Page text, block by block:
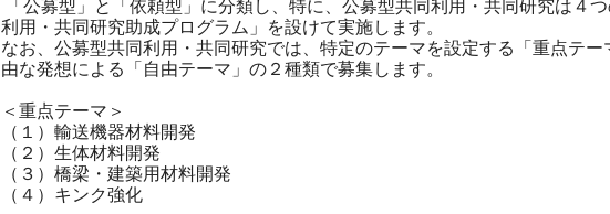
「公募型」と「依頼型」に分類し、特に、公募型共同利用・共同研究は４
利用・共同研究助成プログラム」を設けて実施します。
なお、公募型共同利用・共同研究では、特定のテーマを設定する「重点テー
由な発想による「自由テーマ」の２種類で募集します。
＜重点テーマ＞
（１）輸送機器材料開発
（２）生体材料開発
（３）橋梁・建築用材料開発
（４）キンク強化